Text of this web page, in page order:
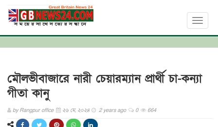
Toggle
মৌলভীবাজারে নারী চেয়ারম্যান প্রার্থী চা-কন্যা
গীতা কানু
byRangpur office ২৬ মে, ২০২৪ 2 years ago 0 664